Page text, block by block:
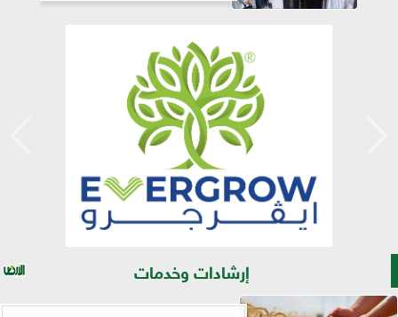
إرشادات وخدمات